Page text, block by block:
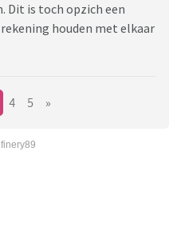
Dit is toch opzich een
houden met elkaar
4 5 »